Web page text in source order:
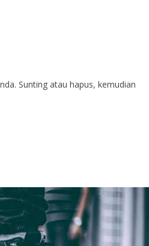
Sunting atau hapus, kemudian